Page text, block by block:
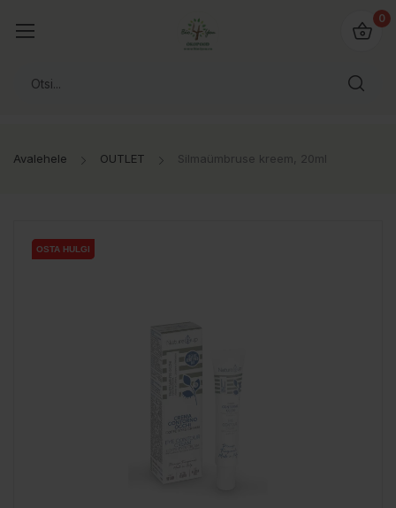
0
Avalehele OUTLET Silmaümbruse kreem, 20ml
OSTA HULGI
OSTA HULGI